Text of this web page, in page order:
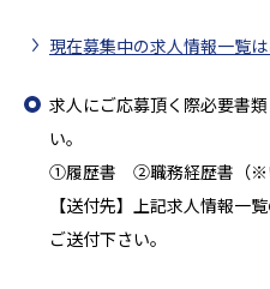
現在募集中の求人情報一覧
求人にご応募頂く際必要書
い。
①履歴書 ②職務経歴書（※い
【送付先】上記求人情報一
ご送付下さい。